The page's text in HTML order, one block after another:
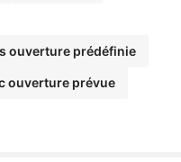
ouverture prédéfinie
ouverture prévue